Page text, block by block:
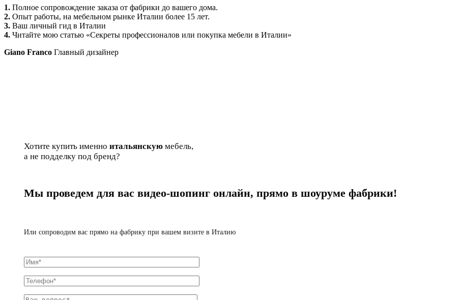
1. Полное сопровождение заказа от фабрики до вашего дома.
2. Опыт работы, на мебельном рынке Италии более 15 лет.
3. Ваш личный гид в Италии
4. Читайте мою статью «Секреты профессионалов или покупка мебели в Италии»
Giano Franco Главный дизайнер
Хотите купить именно итальянскую мебель,
а не подделку под бренд?
Мы проведем для вас видео-шопинг онлайн, прямо в шоуруме фабрики!
Или сопроводим вас прямо на фабрику при вашем визите в Италию